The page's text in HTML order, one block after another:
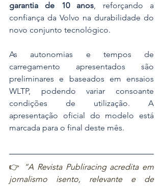
garantia de 10 anos, reforçando a
confiança da Volvo na durabilidade do
novo conjunto tecnológico.
As autonomias e tempos de
carregamento apresentados são
preliminares e baseados em ensaios
WLTP, podendo variar consoante
condições de utilização. A
apresentação oficial do modelo está
marcada para o final deste mês.
👉
“A Revista Publiracing acredita em
jornalismo isento, relevante e de